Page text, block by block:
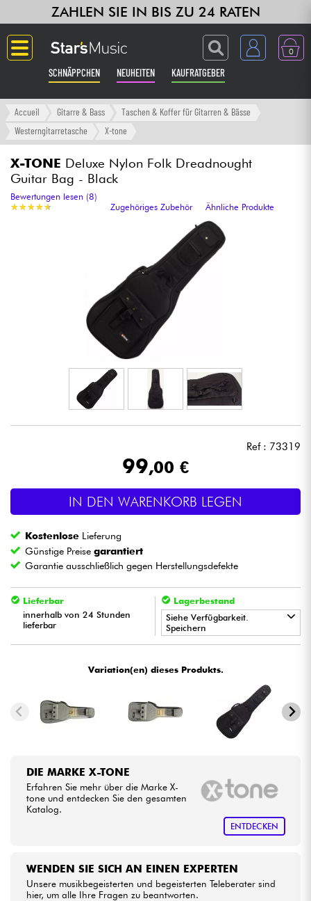
ZAHLEN SIE IN BIS ZU 24 RATEN
0
SCHNÄPPCHEN NEUHEITEN KAUFRATGEBER
Langue
Verstärker & Effekte
Klaviere & Piano
Kopfhörer
Drums
Blasinstrumente
Kinder
Accueil Gitarre & Bass
Taschen & Koffer für Gitarren & Bässe
Westerngitarretasche
X-tone
X-TONE Deluxe Nylon Folk Dreadnought
Guitar Bag - Black
★★★★★
★★★★★
Bewertungen lesen (8)
Zugehöriges Zubehör
Ähnliche Produkte
Ref : 73319
99,00 €
IN DEN WARENKORB LEGEN
Kostenlose Lieferung
Günstige Preisegarantiert
Garantie ausschließlich gegen Herstellungsdefekte
Lieferbar
innerhalb von 24 Stunden
lieferbar
Lagerbestand
Siehe Verfügbarkeit.
Speichern
Music
• Star'S BORDEAUX
• Star MusicTOULOUSE
Variation(en) dieses Produkts.
DIE MARKE X-TONE
Erfahren Sie mehr über die Marke X-
tone und entdecken Sie den gesamten
Katalog.
ENTDECKEN
WENDEN SIE SICH AN EINEN EXPERTEN
Unsere musikbegeisterten und begeisterten Teleberater sind
hier, um alle Ihre Fragen zu beantworten.